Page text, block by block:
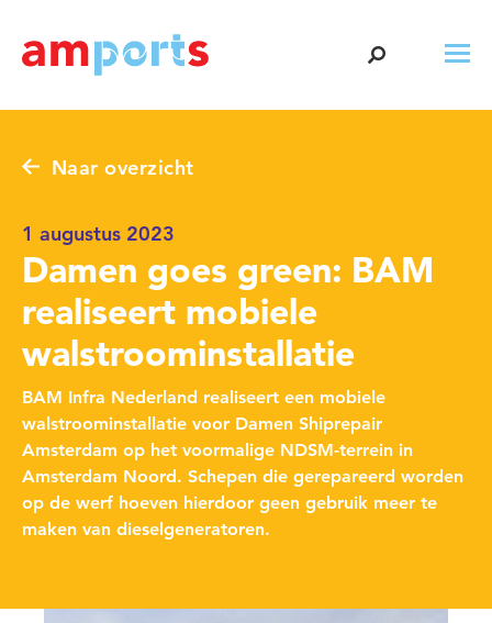
Naar overzicht
1 augustus 2023
Damen goes green: BAM
realiseert mobiele
walstroominstallatie
BAM Infra Nederland realiseert een mobiele
walstroominstallatie voor Damen Shiprepair
Amsterdam op het voormalige NDSM-terrein in
Amsterdam Noord. Schepen die gerepareerd worden
op de werf hoeven hierdoor geen gebruik meer te
maken van dieselgeneratoren.